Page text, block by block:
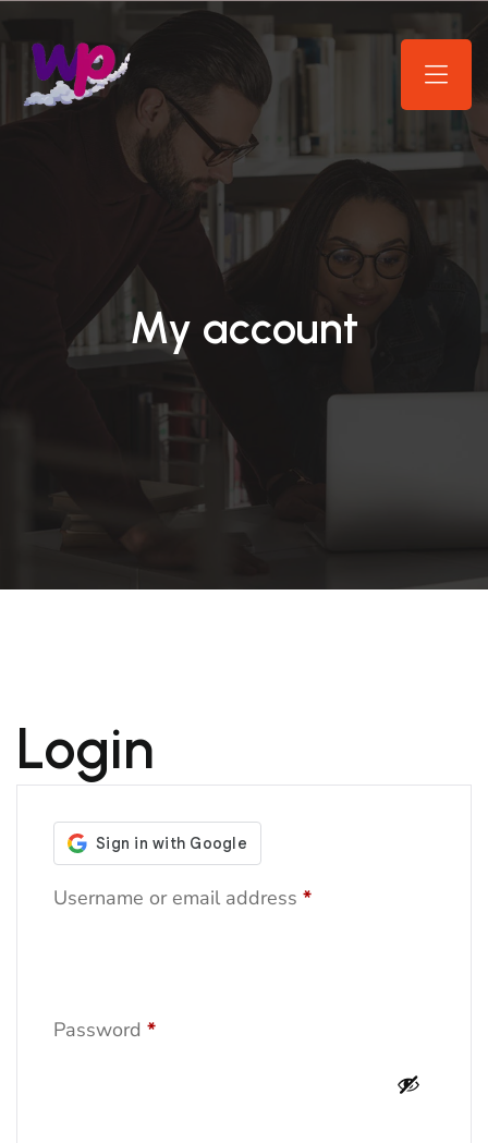
My account
Login
Username or email address *
Password *